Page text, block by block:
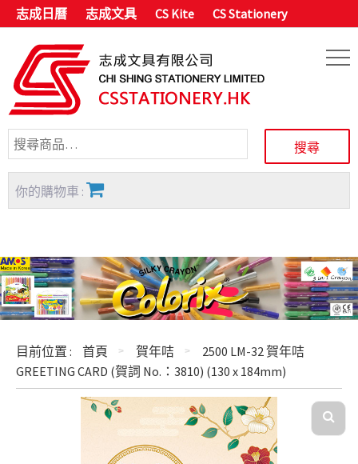
志成日曆 志成文具 CS Kite CS Stationery
你的購物車 :
目前位置 : 首頁 賀年咭
2500 LM-32 賀年咭
GREETING CARD (賀詞 No.：3810) (130 x 184mm)